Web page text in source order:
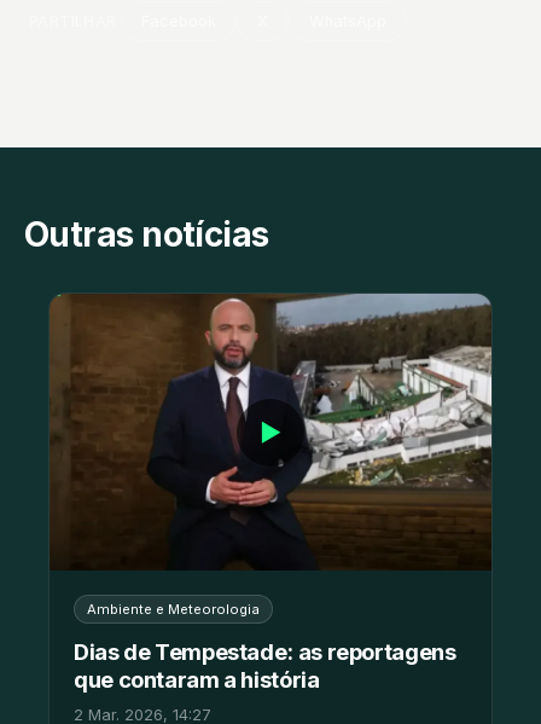
Outras notícias
▶
Ambiente e Meteorologia
Dias de Tempestade: as reportagens
que contaram a história
2 Mar. 2026, 14:27